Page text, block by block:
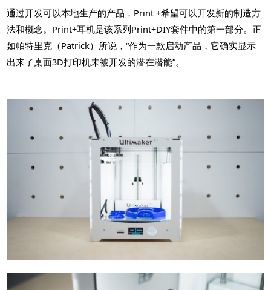
通过开发可以本地生产的产品，Print +希望可以开发新的制造方
法和概念。Print+耳机是该系列Print+DIY套件中的第一部分。正
如帕特里克（Patrick）所说，“作为一款启动产品，它确实显示
出来了桌面3D打印机未被开发的潜在潜能”。